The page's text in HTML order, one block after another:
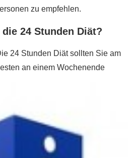
zu empfehlen.
24 Stunden Diät?
24 Stunden Diät sollten Sie am
an einem Wochenende